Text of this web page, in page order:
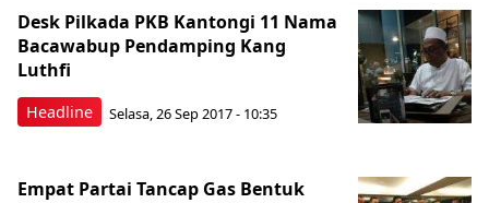
Headline
Desk Pilkada PKB Kantongi 11 Nama
Bacawabup Pendamping Kang
Luthfi
Selasa, 26 Sep 2017 - 10:35
Empat Partai Tancap Gas Bentuk